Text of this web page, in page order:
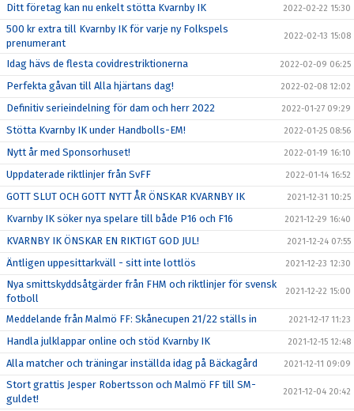
Ditt företag kan nu enkelt stötta Kvarnby IK 2022-02-22 15:30
500 kr extra till Kvarnby IK för varje ny Folkspels
prenumerant
2022-02-13 15:08
Idag hävs de flesta covidrestriktionerna 2022-02-09 06:25
Perfekta gåvan till Alla hjärtans dag! 2022-02-08 12:02
Definitiv serieindelning för dam och herr 2022 2022-01-27 09:29
Stötta Kvarnby IK under Handbolls-EM! 2022-01-25 08:56
Nytt år med Sponsorhuset! 2022-01-19 16:10
Uppdaterade riktlinjer från SvFF 2022-01-14 16:52
GOTT SLUT OCH GOTT NYTT ÅR ÖNSKAR KVARNBY IK 2021-12-31 10:25
Kvarnby IK söker nya spelare till både P16 och F16 2021-12-29 16:40
KVARNBY IK ÖNSKAR EN RIKTIGT GOD JUL! 2021-12-24 07:55
Äntligen uppesittarkväll - sitt inte lottlös 2021-12-23 12:30
Nya smittskyddsåtgärder från FHM och riktlinjer för svensk
fotboll
2021-12-22 15:00
Meddelande från Malmö FF: Skånecupen 21/22 ställs in 2021-12-17 11:23
Handla julklappar online och stöd Kvarnby IK 2021-12-15 12:48
Alla matcher och träningar inställda idag på Bäckagård 2021-12-11 09:09
Stort grattis Jesper Robertsson och Malmö FF till SM-
guldet!
2021-12-04 20:42